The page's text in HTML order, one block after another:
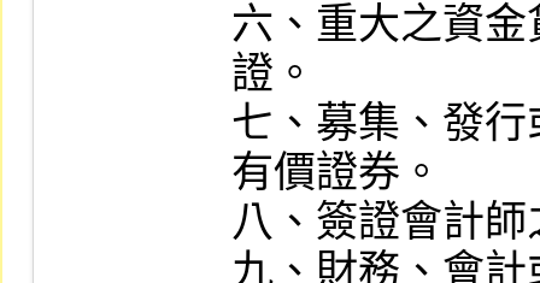
六、重大之資
證。
七、募集、發
有價證券。
八、簽證會計
九、財務、會